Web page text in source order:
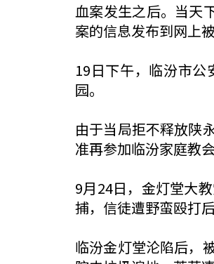
血案发生之后。当天
案的信息发布到网上
19日下午，临汾市
园。
由于当局拒不释放陕
准再参加临汾家庭教
9月24日，金灯堂大
捕，信徒遭野蛮殴打
临汾金灯堂沦陷后，